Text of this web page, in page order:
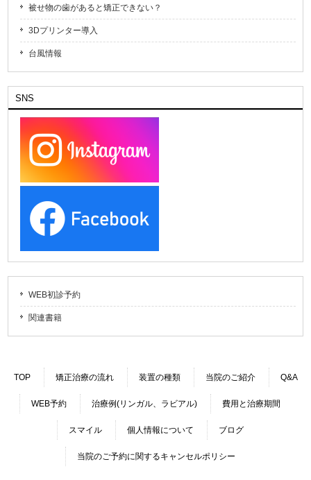
被せ物の歯があると矯正できない？
3Dプリンター導入
台風情報
SNS
WEB初診予約
関連書籍
TOP 矯正治療の流れ 装置の種類 当院のご紹介 Q&A
WEB予約 治療例(リンガル、ラビアル) 費用と治療期間
スマイル 個人情報について ブログ
当院のご予約に関するキャンセルポリシー